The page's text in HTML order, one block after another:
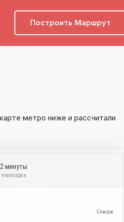
Построить Маршрут
метро ниже и рассчитали
минуты
пересадка